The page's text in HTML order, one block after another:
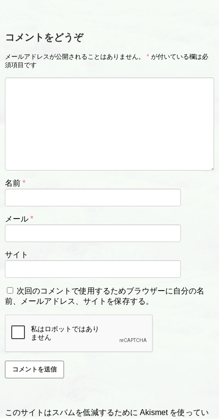
コメントをどうぞ
メールアドレスが公開されることはありません。 * が付いている欄は必
須項目です
名前 *
メール *
サイト
次回のコメントで使用するためブラウザーに自分の名
前、メールアドレス、サイトを保存する。
このサイトはスパムを低減するために Akismet を使ってい